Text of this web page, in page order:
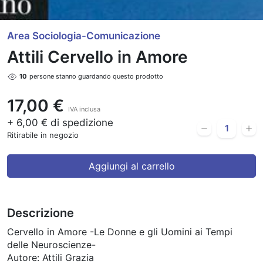
Area Sociologia-Comunicazione
Attili Cervello in Amore
10 persone stanno guardando questo prodotto
17,00 € IVA inclusa
+ 6,00 € di spedizione
Ritirabile in negozio
Aggiungi al carrello
Descrizione
Cervello in Amore -Le Donne e gli Uomini ai Tempi
delle Neuroscienze-
Autore: Attili Grazia